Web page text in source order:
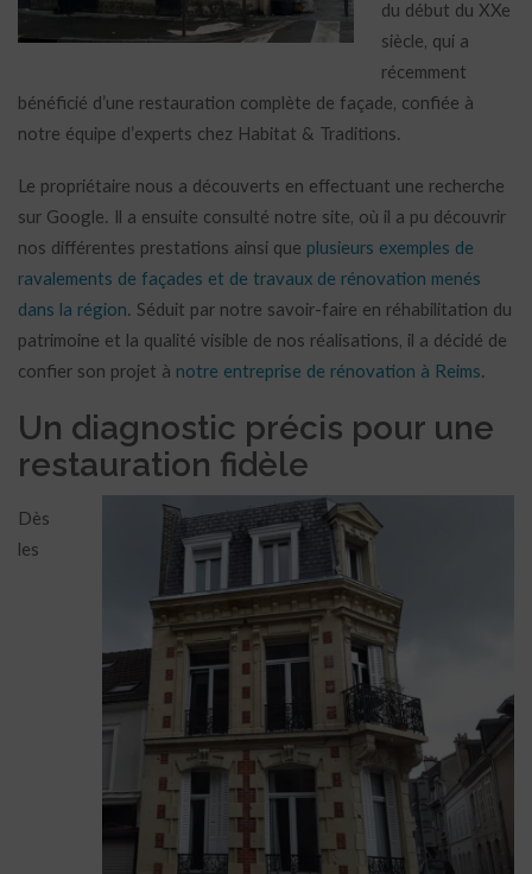
du début du XXe
siècle, qui a
récemment
bénéficié d’une restauration complète de façade, confiée à
notre équipe d’experts chez Habitat & Traditions.
Le propriétaire nous a découverts en effectuant une recherche
sur Google. Il a ensuite consulté notre site, où il a pu découvrir
nos différentes prestations ainsi que plusieurs exemples de
ravalements de façades et de travaux de rénovation menés
dans la région. Séduit par notre savoir-faire en réhabilitation du
patrimoine et la qualité visible de nos réalisations, il a décidé de
confier son projet à notre entreprise de rénovation à Reims.
Un diagnostic précis pour une
restauration fidèle
Dès
les